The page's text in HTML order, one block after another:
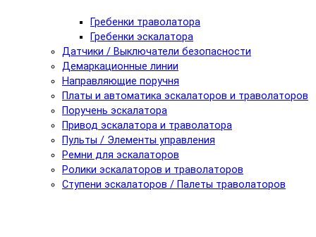
Гребенки траволатора
Гребенки эскалатора
Датчики / Выключатели безопасности
Демаркационные линии
Направляющие поручня
Платы и автоматика эскалаторов и траволаторов
Поручень эскалатора
Привод эскалатора и траволатора
Пульты / Элементы управления
Ремни для эскалаторов
Ролики эскалаторов и траволаторов
Ступени эскалаторов / Палеты траволаторов